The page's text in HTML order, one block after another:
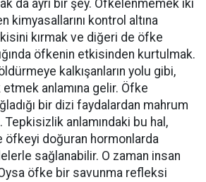
da ayrı bir şey. Öfkelenmemek iki
kimyasallarını kontrol altına
kırmak ve diğeri de öfke
öfkenin etkisinden kurtulmak.
kalkışanların yolu gibi,
anlamına gelir. Öfke
bir dizi faydalardan mahrum
anlamındaki bu hal,
öfkeyi doğuran hormonlarda
sağlanabilir. O zaman insan
öfke bir savunma refleksi